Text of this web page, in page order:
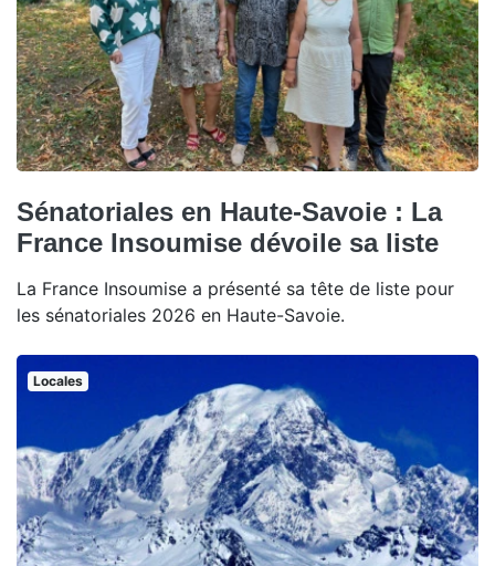
Sénatoriales en Haute-Savoie : La
France Insoumise dévoile sa liste
La France Insoumise a présenté sa tête de liste pour
les sénatoriales 2026 en Haute-Savoie.
Locales